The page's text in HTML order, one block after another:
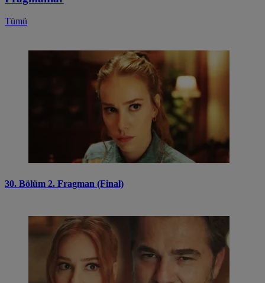
Tümü
30. Bölüm 2. Fragman (Final)